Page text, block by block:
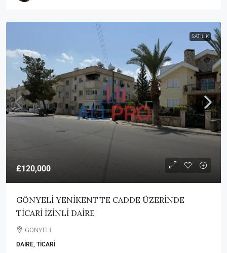
SATILIK
£120,000
GÖNYELİ YENİKENT’TE CADDE ÜZERİNDE
TİCARİ İZİNLİ DAİRE
GÖNYELİ
DAIRE, TICARI